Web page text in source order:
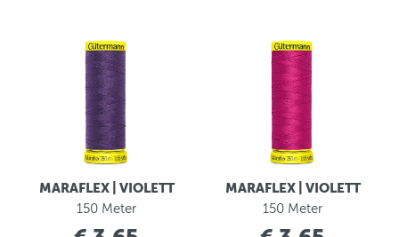
MARAFLEX | VIOLETT
150 Meter
MARAFLEX | VIOLETT
150 Meter